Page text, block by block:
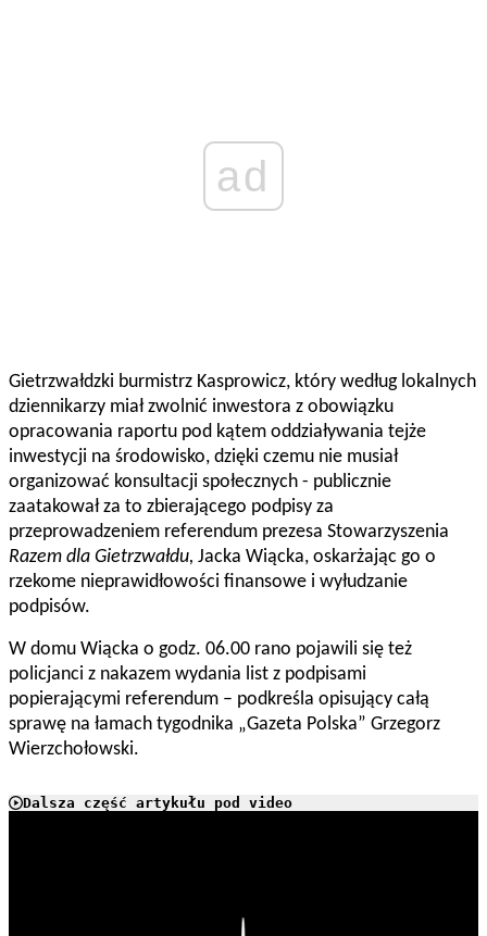
ad
Gietrzwałdzki burmistrz Kasprowicz, który według lokalnych
dziennikarzy miał zwolnić inwestora z obowiązku
opracowania raportu pod kątem oddziaływania tejże
inwestycji na środowisko, dzięki czemu nie musiał
organizować konsultacji społecznych - publicznie
zaatakował za to zbierającego podpisy za
przeprowadzeniem referendum prezesa Stowarzyszenia
Razem dla Gietrzwałdu, Jacka Wiącka, oskarżając go o
rzekome nieprawidłowości finansowe i wyłudzanie
podpisów.
W domu Wiącka o godz. 06.00 rano pojawili się też
policjanci z nakazem wydania list z podpisami
popierającymi referendum – podkreśla opisujący całą
sprawę na łamach tygodnika „Gazeta Polska” Grzegorz
Wierzchołowski.
Dalsza część artykułu pod video